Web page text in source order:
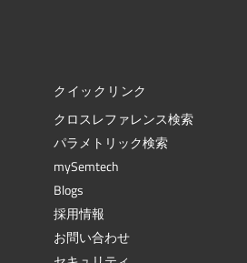
クイックリンク
クロスレファレンス検索
パラメトリック検索
mySemtech
Blogs
採用情報
お問い合わせ